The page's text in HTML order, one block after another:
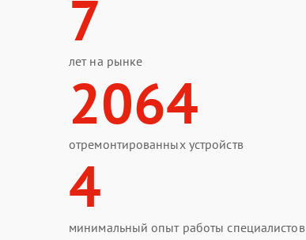
7
лет на рынке
2064
отремонтированных устройств
4
минимальный опыт работы специалистов